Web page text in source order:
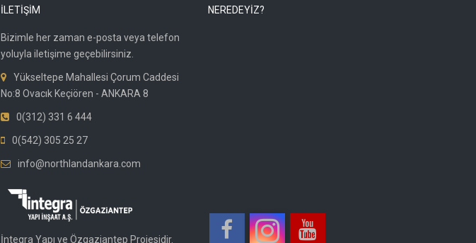
İLETİŞİM
Bizimle her zaman e-posta veya telefon
yoluyla iletişime geçebilirsiniz.
Yükseltepe Mahallesi Çorum Caddesi
No:8 Ovacık Keçiören - ANKARA 8
0(312) 331 6 444
0(542) 305 25 27
info@northlandankara.com
İntegra Yapı ve Özgaziantep Projesidir.
NEREDEYİZ?